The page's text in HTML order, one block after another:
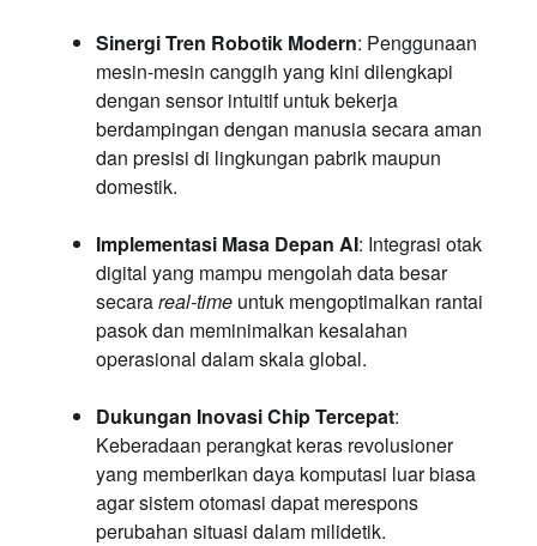
Sinergi Tren Robotik Modern: Penggunaan
mesin-mesin canggih yang kini dilengkapi
dengan sensor intuitif untuk bekerja
berdampingan dengan manusia secara aman
dan presisi di lingkungan pabrik maupun
domestik.
Implementasi Masa Depan AI: Integrasi otak
digital yang mampu mengolah data besar
secarareal-time untuk mengoptimalkan rantai
pasok dan meminimalkan kesalahan
operasional dalam skala global.
Dukungan Inovasi Chip Tercepat:
Keberadaan perangkat keras revolusioner
yang memberikan daya komputasi luar biasa
agar sistem otomasi dapat merespons
perubahan situasi dalam milidetik.